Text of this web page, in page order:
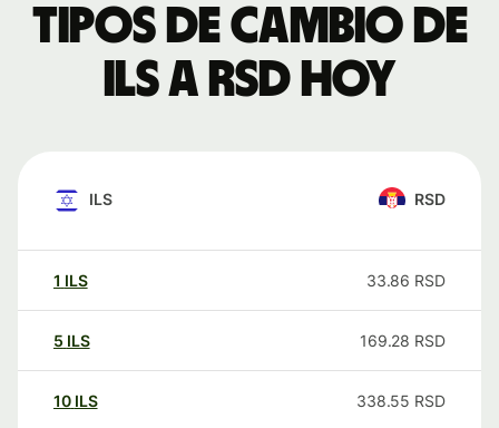
Tipos de cambio de
ILS a RSD hoy
ILS RSD
1 ILS 33.86 RSD
5 ILS 169.28 RSD
10 ILS 338.55 RSD